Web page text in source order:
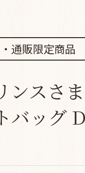
通販限定商品
ンスさ
バッグ